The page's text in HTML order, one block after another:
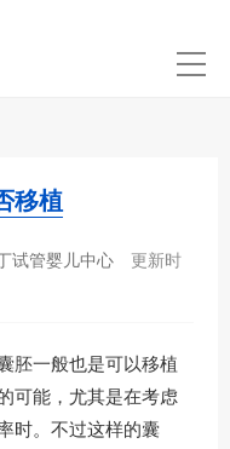
移植
试管婴儿中心
更新时
胚一般也是可以移植
可能，尤其是在考虑
时。不过这样的囊